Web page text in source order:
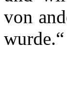
von
wurde.“